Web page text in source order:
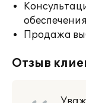
Продажа
Отзыв